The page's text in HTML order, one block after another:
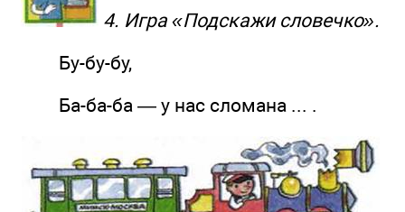
4. Игра «Подскажи словечко».
Бу-бу-бу,
Ба-ба-ба — у нас сломана ... .